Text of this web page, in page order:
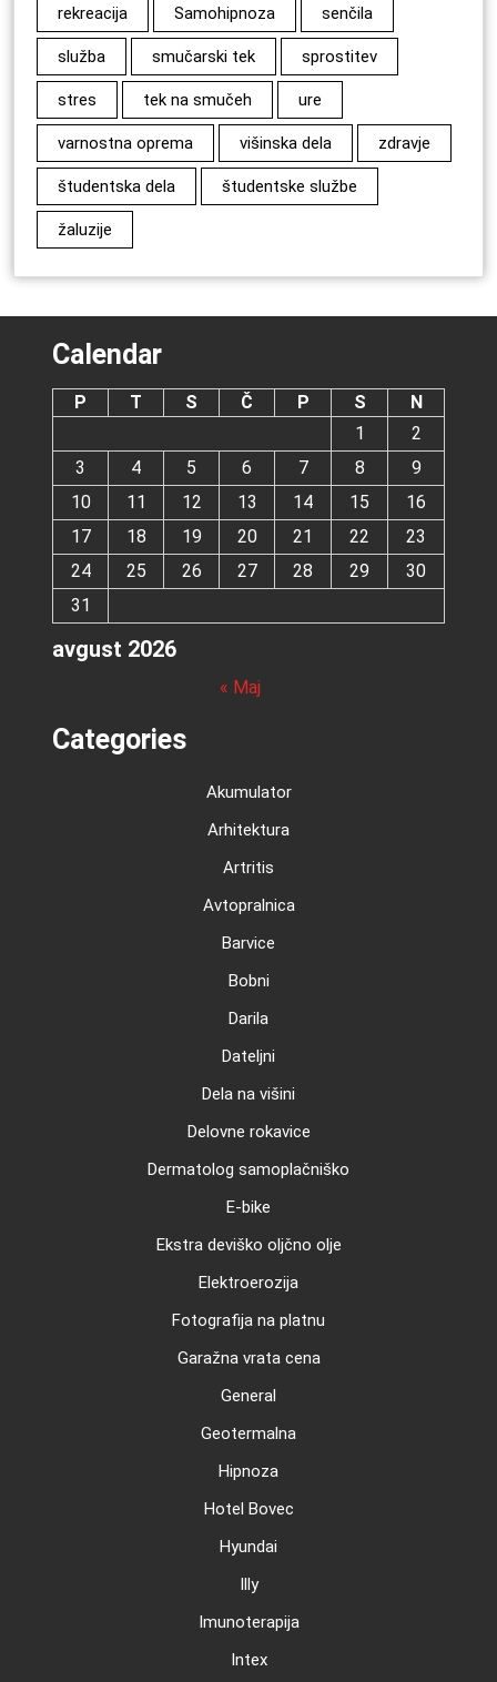
rekreacija Samohipnoza senčila
služba smučarski tek sprostitev
stres tek na smučeh ure
varnostna oprema višinska dela zdravje
študentska dela študentske službe
žaluzije
Calendar
avgust 2026
P T S Č P S
N
1
2
3
4 5 6 7 8
9
10
11 12 13 14 15
16
17
18 19 20 21 22
23
24
25 26 27 28 29
30
31
« Maj
Categories
Akumulator
Arhitektura
Artritis
Avtopralnica
Barvice
Bobni
Darila
Dateljni
Dela na višini
Delovne rokavice
Dermatolog samoplačniško
E-bike
Ekstra deviško oljčno olje
Elektroerozija
Fotografija na platnu
Garažna vrata cena
General
Geotermalna
Hipnoza
Hotel Bovec
Hyundai
Illy
Imunoterapija
Intex